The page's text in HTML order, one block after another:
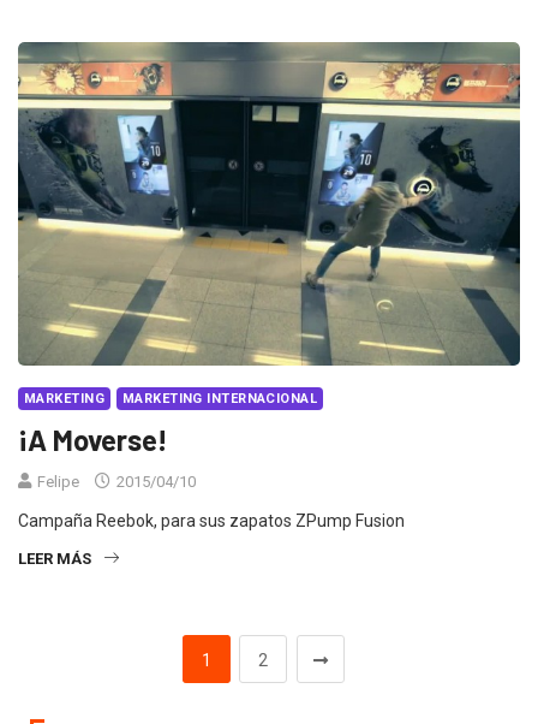
MARKETING MARKETING INTERNACIONAL
¡A Moverse!
Felipe 2015/04/10
Campaña Reebok, para sus zapatos ZPump Fusion
LEER MÁS
1 2